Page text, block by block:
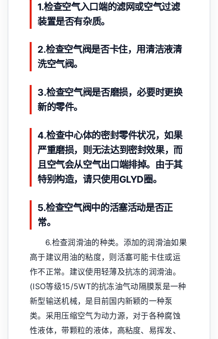
1.检查空气入口端的滤网或空气过滤
装置是否有杂质。
2.检查空气阀是否卡住，用清洁液清
洗空气阀。
3.检查空气阀是否磨损，必要时更换
新的零件。
4.检查中心体的密封零件状况，如果
严重磨损，则无法达到密封效果，而
且空气会从空气出口端排掉。由于其
特别构造，请只使用GLYD圈。
5.检查空气阀中的活塞活动是否正
常。
6.检查润滑油的种类。添加的润滑油如果
高于建议用油的粘度，则活塞可能卡住或运
作不正常。建议使用轻薄及抗冻的润滑油。
(ISO等级15/5WT的抗冻油气动隔膜泵是一种
新型输送机械，是目前国内新颖的一种泵
类。采用压缩空气为动力源，对于各种腐蚀
性液体，带颗粒的液体，高粘度、易挥发、